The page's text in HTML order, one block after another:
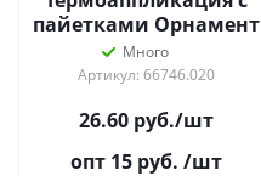
пайетками Орнамент
Серебро 8557
Много
Артикул: 66746.020
26.60руб./шт
опт 15 руб. /шт